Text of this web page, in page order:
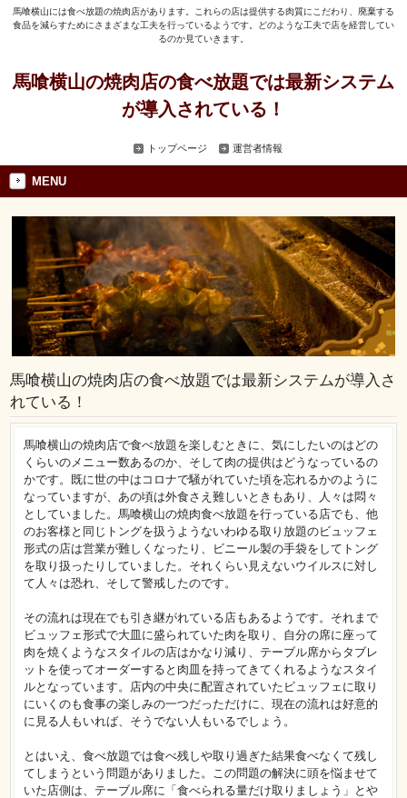
馬喰横山には食べ放題の焼肉店があります。これらの店は提供する肉質にこだわり、廃棄する
食品を減らすためにさまざまな工夫を行っているようです。どのような工夫で店を経営してい
るのか見ていきます。
馬喰横山の焼肉店の食べ放題では最新システム
が導入されている！
トップページ 運営者情報
MENU
馬喰横山の焼肉店の食べ放題では最新システムが導入さ
れている！
馬喰横山の焼肉店で食べ放題を楽しむときに、気にしたいのはどの
くらいのメニュー数あるのか、そして肉の提供はどうなっているの
かです。既に世の中はコロナで騒がれていた頃を忘れるかのように
なっていますが、あの頃は外食さえ難しいときもあり、人々は悶々
としていました。馬喰横山の焼肉食べ放題を行っている店でも、他
のお客様と同じトングを扱うようないわゆる取り放題のビュッフェ
形式の店は営業が難しくなったり、ビニール製の手袋をしてトング
を取り扱ったりしていました。それくらい見えないウイルスに対し
て人々は恐れ、そして警戒したのです。
その流れは現在でも引き継がれている店もあるようです。それまで
ビュッフェ形式で大皿に盛られていた肉を取り、自分の席に座って
肉を焼くようなスタイルの店はかなり減り、テーブル席からタブレ
ットを使ってオーダーすると肉皿を持ってきてくれるようなスタイ
ルとなっています。店内の中央に配置されていたビュッフェに取り
にいくのも食事の楽しみの一つだっただけに、現在の流れは好意的
に見る人もいれば、そうでない人もいるでしょう。
とはいえ、食べ放題では食べ残しや取り過ぎた結果食べなくて残し
てしまうという問題がありました。この問題の解決に頭を悩ませて
いた店側は、テーブル席に「食べられる量だけ取りましょう」とや